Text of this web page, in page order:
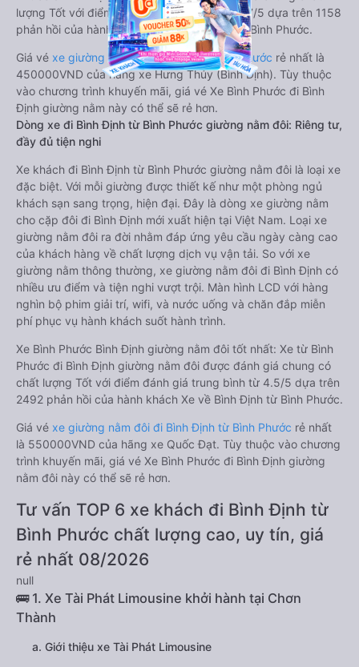
lượng Tốt với điểm đánh giá trung bình từ 3.7/5 dựa trên 1158
phản hồi của hành khách Xe về Bình Định từ Bình Phước.
Giá vé xe giường nằm đi Bình Định từ Bình Phước rẻ nhất là
450000VND của hãng xe Hưng Thủy (Bình Định). Tùy thuộc
vào chương trình khuyến mãi, giá vé Xe Bình Phước đi Bình
Định giường nằm này có thể sẽ rẻ hơn.
Dòng xe đi Bình Định từ Bình Phước giường nằm đôi: Riêng tư,
đầy đủ tiện nghi
Xe khách đi Bình Định từ Bình Phước giường nằm đôi là loại xe
đặc biệt. Với mỗi giường được thiết kế như một phòng ngủ
khách sạn sang trọng, hiện đại. Đây là dòng xe giường nằm
cho cặp đôi đi Bình Định mới xuất hiện tại Việt Nam. Loại xe
giường nằm đôi ra đời nhằm đáp ứng yêu cầu ngày càng cao
của khách hàng về chất lượng dịch vụ vận tải. So với xe
giường nằm thông thường, xe giường nằm đôi đi Bình Định có
nhiều ưu điểm và tiện nghi vượt trội. Màn hình LCD với hàng
nghìn bộ phim giải trí, wifi, và nước uống và chăn đắp miễn
phí phục vụ hành khách suốt hành trình.
Xe Bình Phước Bình Định giường nằm đôi tốt nhất: Xe từ Bình
Phước đi Bình Định giường nằm đôi được đánh giá chung có
chất lượng Tốt với điểm đánh giá trung bình từ 4.5/5 dựa trên
2492 phản hồi của hành khách Xe về Bình Định từ Bình Phước.
Giá vé xe giường nằm đôi đi Bình Định từ Bình Phước rẻ nhất
là 550000VND của hãng xe Quốc Đạt. Tùy thuộc vào chương
trình khuyến mãi, giá vé Xe Bình Phước đi Bình Định giường
nằm đôi này có thể sẽ rẻ hơn.
Tư vấn TOP 6 xe khách đi Bình Định từ
Bình Phước chất lượng cao, uy tín, giá
rẻ nhất 08/2026
null
🚌 1. Xe Tài Phát Limousine khởi hành tại Chơn
Thành
a. Giới thiệu xe Tài Phát Limousine